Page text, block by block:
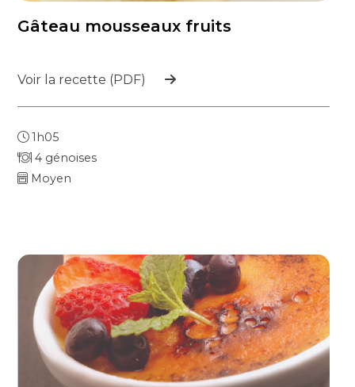
Gâteau mousseaux fruits
Voir la recette (PDF)
1h05
4 génoises
Moyen